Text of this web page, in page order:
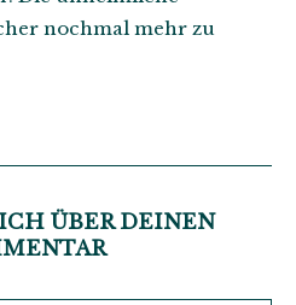
nochmal mehr zu
ÜBER DEINEN